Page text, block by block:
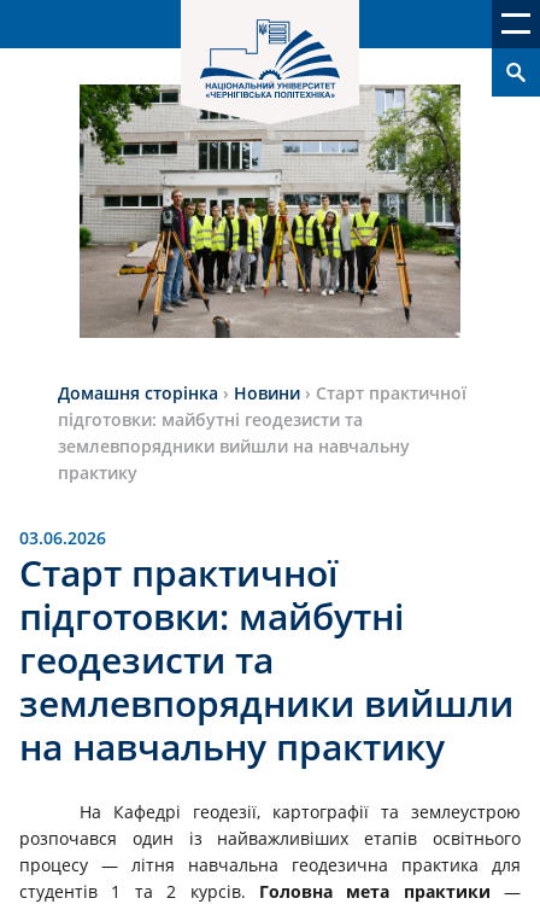
Домашня сторінка › Новини › Старт практичної
підготовки: майбутні геодезисти та
землевпорядники вийшли на навчальну
практику
03.06.2026
Старт практичної
підготовки: майбутні
геодезисти та
землевпорядники вийшли
на навчальну практику
На Кафедрі геодезії, картографії та землеустрою
розпочався один із найважливіших етапів освітнього
процесу — літня навчальна геодезична практика для
студентів 1 та 2 курсів. Головна мета практики —